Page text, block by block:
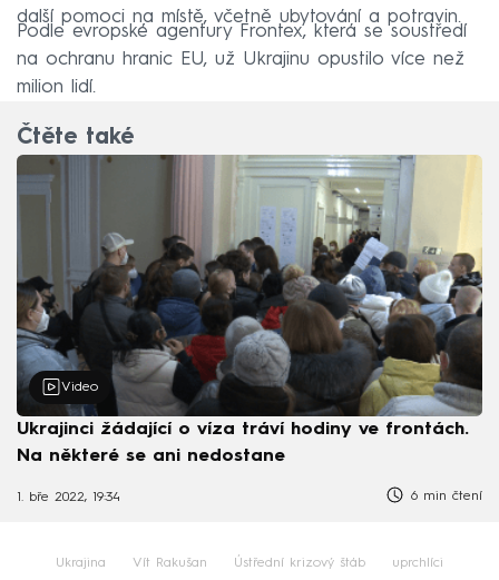
další pomoci na místě, včetně ubytování a potravin.
Podle evropské agentury Frontex, která se soustředí
na ochranu hranic EU, už Ukrajinu opustilo více než
milion lidí.
Čtěte také
Video
Ukrajinci žádající o víza tráví hodiny ve frontách.
Na některé se ani nedostane
1. bře 2022, 19:34 6 min čtení
Ukrajina Vít Rakušan Ústřední krizový štáb uprchlíci